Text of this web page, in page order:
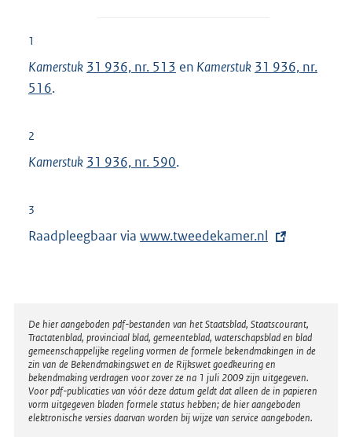
1
Kamerstuk 31 936, nr. 513 en Kamerstuk 31 936, nr.
516.
2
Kamerstuk 31 936, nr. 590.
3
Raadpleegbaar via E
r
n
e
l
i
n
www.tweedekamer.nl
Disclaimer
De hier aangeboden pdf-bestanden van het Staatsblad, Staatscourant,
Tractatenblad, provinciaal blad, gemeenteblad, waterschapsblad en blad
gemeenschappelijke regeling vormen de formele bekendmakingen in de
zin van de Bekendmakingswet en de Rijkswet goedkeuring en
bekendmaking verdragen voor zover ze na 1 juli 2009 zijn uitgegeven.
Voor pdf-publicaties van vóór deze datum geldt dat alleen de in papieren
vorm uitgegeven bladen formele status hebben; de hier aangeboden
elektronische versies daarvan worden bij wijze van service aangeboden.